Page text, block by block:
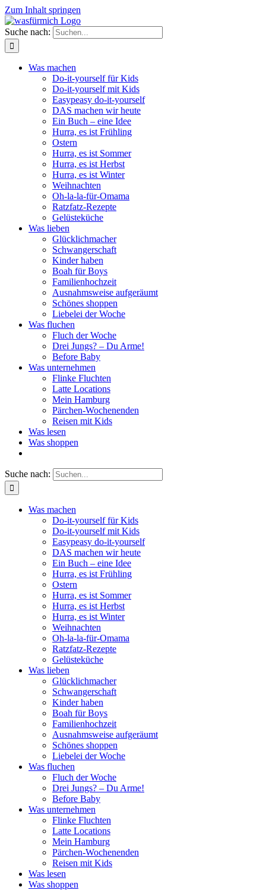
Zum Inhalt springen
Suche nach:
Was machen
Do-it-yourself für Kids
Do-it-yourself mit Kids
Easypeasy do-it-yourself
DAS machen wir heute
Ein Buch – eine Idee
Hurra, es ist Frühling
Ostern
Hurra, es ist Sommer
Hurra, es ist Herbst
Hurra, es ist Winter
Weihnachten
Oh-la-la-für-Omama
Ratzfatz-Rezepte
Gelüsteküche
Was lieben
Glücklichmacher
Schwangerschaft
Kinder haben
Boah für Boys
Familienhochzeit
Ausnahmsweise aufgeräumt
Schönes shoppen
Liebelei der Woche
Was fluchen
Fluch der Woche
Drei Jungs? – Du Arme!
Before Baby
Was unternehmen
Flinke Fluchten
Latte Locations
Mein Hamburg
Pärchen-Wochenenden
Reisen mit Kids
Was lesen
Was shoppen
Suche nach:
Was machen
Do-it-yourself für Kids
Do-it-yourself mit Kids
Easypeasy do-it-yourself
DAS machen wir heute
Ein Buch – eine Idee
Hurra, es ist Frühling
Ostern
Hurra, es ist Sommer
Hurra, es ist Herbst
Hurra, es ist Winter
Weihnachten
Oh-la-la-für-Omama
Ratzfatz-Rezepte
Gelüsteküche
Was lieben
Glücklichmacher
Schwangerschaft
Kinder haben
Boah für Boys
Familienhochzeit
Ausnahmsweise aufgeräumt
Schönes shoppen
Liebelei der Woche
Was fluchen
Fluch der Woche
Drei Jungs? – Du Arme!
Before Baby
Was unternehmen
Flinke Fluchten
Latte Locations
Mein Hamburg
Pärchen-Wochenenden
Reisen mit Kids
Was lesen
Was shoppen